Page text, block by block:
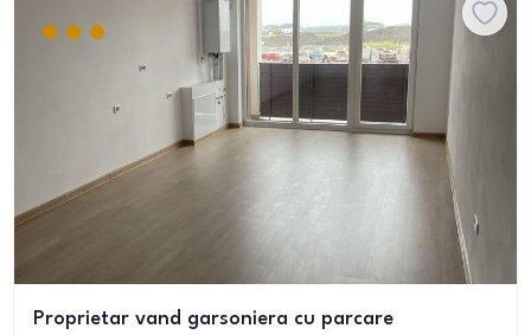
Proprietar vand garsoniera cu parcare